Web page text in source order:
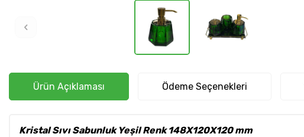
Ürün Açıklaması Ödeme Seçenekleri
Kristal Sıvı Sabunluk Yeşil Renk 148X120X120 mm